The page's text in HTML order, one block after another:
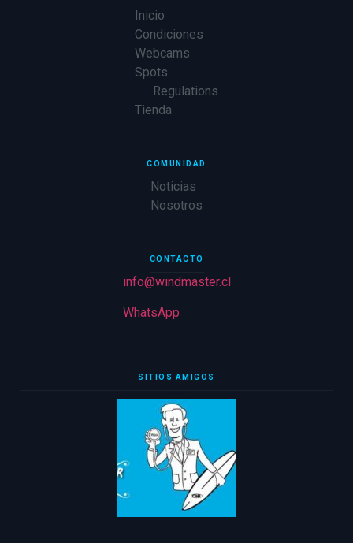
Inicio
Condiciones
Webcams
Spots
Regulations
Tienda
COMUNIDAD
Noticias
Nosotros
CONTACTO
info@windmaster.cl
WhatsApp
SITIOS AMIGOS